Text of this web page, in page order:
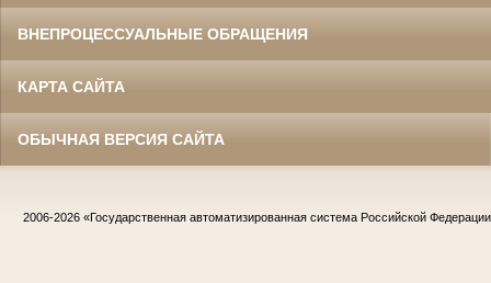
ВНЕПРОЦЕССУАЛЬНЫЕ ОБРАЩЕНИЯ
КАРТА САЙТА
ОБЫЧНАЯ ВЕРСИЯ САЙТА
2006-2026 «Государственная автоматизированная система Российской